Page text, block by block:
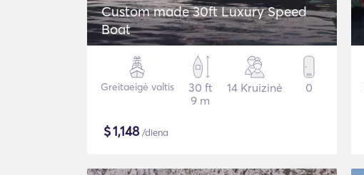
Custom made 30ft Luxury Speed
Boat
Greitaeigė valtis
30 ft
9 m
14 Kruizinė 0
$1,148/diena